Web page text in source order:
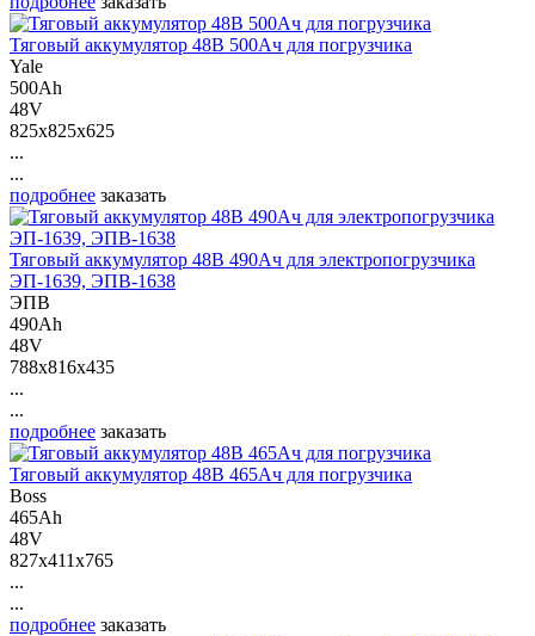
Тяговый аккумулятор 48В 500Ач для погрузчика
Yale
500Ah
48V
825x825x625
...
...
подробнее заказать
Тяговый аккумулятор 48В 490Ач для электропогрузчика
ЭП-1639, ЭПВ-1638
ЭПВ
490Ah
48V
788x816x435
...
...
подробнее заказать
Тяговый аккумулятор 48В 465Ач для погрузчика
Boss
465Ah
48V
827x411x765
...
...
подробнее заказать